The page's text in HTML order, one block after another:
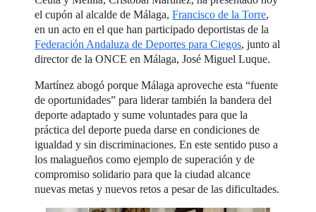
el cupón al alcalde de Málaga,Francisco de la Torre,
en un acto en el que han participado deportistas de la
Federación Andaluza de Deportes para Ciegos, junto al
director de la ONCE en Málaga, José Miguel Luque.
Martínez abogó porque Málaga aproveche esta “fuente
de oportunidades” para liderar también la bandera del
deporte adaptado y sume voluntades para que la
práctica del deporte pueda darse en condiciones de
igualdad y sin discriminaciones. En este sentido puso a
los malagueños como ejemplo de superación y de
compromiso solidario para que la ciudad alcance
nuevas metas y nuevos retos a pesar de las dificultades.